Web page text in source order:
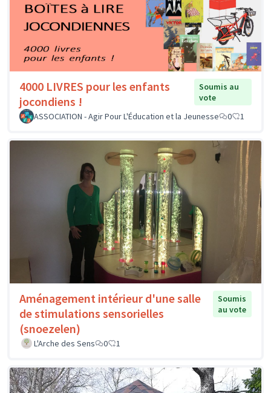
4000 LIVRES pour les enfants
jocondiens !
Soumis au
vote
ASSOCIATION - Agir Pour L'Éducation et la Jeunesse
0 1
Aménagement intérieur d'une salle
de stimulations sensorielles
(snoezelen)
Soumis
au vote
L'Arche des Sens 0 1